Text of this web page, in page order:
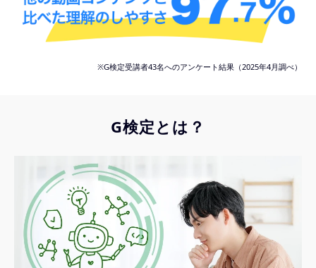
※G検定受講者43名へのアンケート結果（2025年4月調べ）
G検定とは？